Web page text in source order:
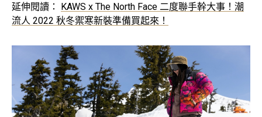
延伸閱讀： KAWS x The North Face 二度聯手幹大事！潮
流人 2022 秋冬禦寒新裝準備買起來！